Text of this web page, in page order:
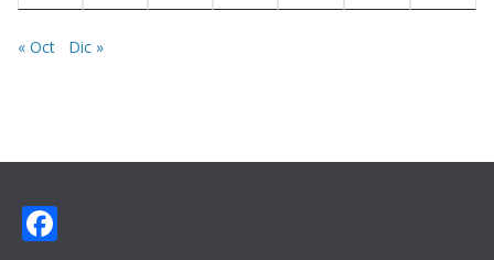
« Oct Dic »